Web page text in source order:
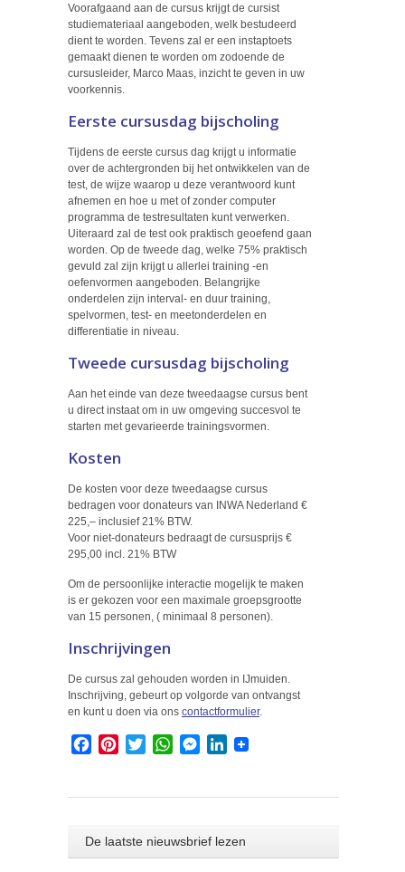
Voorafgaand aan de cursus krijgt de cursist
studiemateriaal aangeboden, welk bestudeerd
dient te worden. Tevens zal er een instaptoets
gemaakt dienen te worden om zodoende de
cursusleider, Marco Maas, inzicht te geven in uw
voorkennis.
Eerste cursusdag bijscholing
Tijdens de eerste cursus dag krijgt u informatie
over de achtergronden bij het ontwikkelen van de
test, de wijze waarop u deze verantwoord kunt
afnemen en hoe u met of zonder computer
programma de testresultaten kunt verwerken.
Uiteraard zal de test ook praktisch geoefend gaan
worden. Op de tweede dag, welke 75% praktisch
gevuld zal zijn krijgt u allerlei training -en
oefenvormen aangeboden. Belangrijke
onderdelen zijn interval- en duur training,
spelvormen, test- en meetonderdelen en
differentiatie in niveau.
Tweede cursusdag bijscholing
Aan het einde van deze tweedaagse cursus bent
u direct instaat om in uw omgeving succesvol te
starten met gevarieerde trainingsvormen.
Kosten
De kosten voor deze tweedaagse cursus
bedragen voor donateurs van INWA Nederland €
225,– inclusief 21% BTW.
Voor niet-donateurs bedraagt de cursusprijs €
295,00 incl. 21% BTW
Om de persoonlijke interactie mogelijk te maken
is er gekozen voor een maximale groepsgrootte
van 15 personen, ( minimaal 8 personen).
Inschrijvingen
De cursus zal gehouden worden in IJmuiden.
Inschrijving, gebeurt op volgorde van ontvangst
en kunt u doen via ons contactformulier.
FacebookPinterestTwitterWhatsApp
Messenger
LinkedIn
De laatste nieuwsbrief lezen